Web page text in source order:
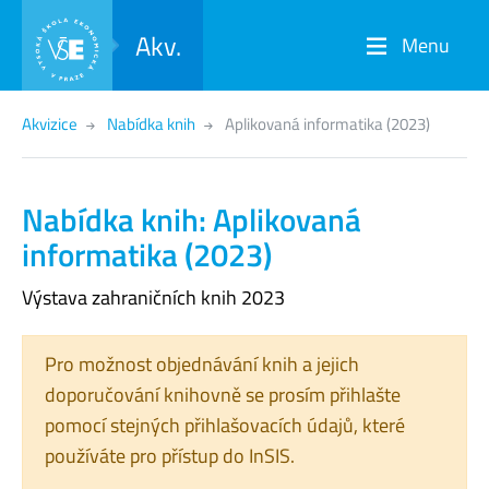
Akv. Menu
Akvizice Nabídka knih Aplikovaná informatika (2023)
Nabídka knih: Aplikovaná
informatika (2023)
Výstava zahraničních knih 2023
Pro možnost objednávání knih a jejich
doporučování knihovně se prosím přihlašte
pomocí stejných přihlašovacích údajů, které
používáte pro přístup do InSIS.